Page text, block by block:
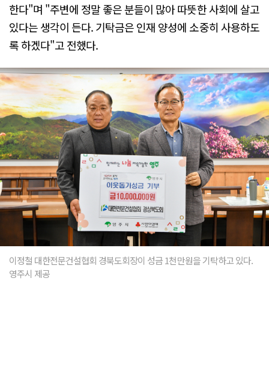
한다"며 "주변에 정말 좋은 분들이 많아 따뜻한 사회에 살고
있다는 생각이 든다. 기탁금은 인재 양성에 소중히 사용하도
록 하겠다"고 전했다.
이정철 대한전문건설협회 경북도회장이 성금 1천만원을 기탁하고 있다.
영주시 제공